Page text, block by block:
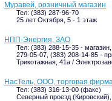
Муравей, розничный магазин
Тел: (383) 287-96-70
25 лет Октября, 5 - 1 этаж
НПП-Энергия, ЗАО
Тел: (383) 288-15-35 -
279-05-07, (383) 208-14-85 -
Трикотажная, 41а /
НасТель, ООО, торговая
Тел: (383) 316-13-00 (факс)
Северный проезд